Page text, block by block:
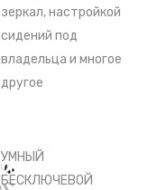
зеркал, настройкой
сидений под
владельца и многое
другое
УМНЫЙ
БЕСКЛЮЧЕВОЙ